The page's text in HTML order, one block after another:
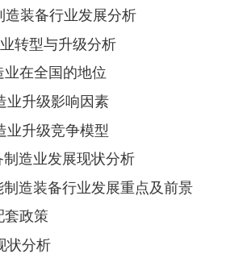
装备行业发展分析
转型与升级分析
业在全国的地位
业升级影响因素
业升级竞争模型
造业发展现状分析
造装备行业发展重点及前景
套政策
状分析